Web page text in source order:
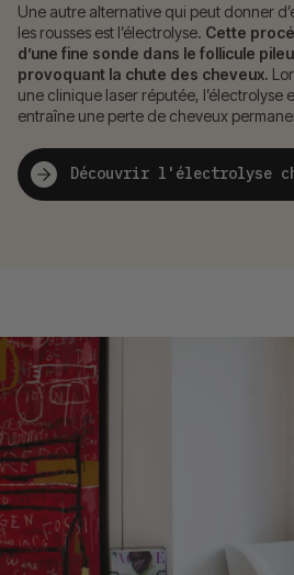
Une autre alternative qui peut donner
les rousses est l’électrolyse. Cette
d’une fine sonde dans le follicule
provoquant la chute des cheveux.
une clinique laser réputée, l’électrolyse
entraîne une perte de cheveux
Découvrir l'électrolyse